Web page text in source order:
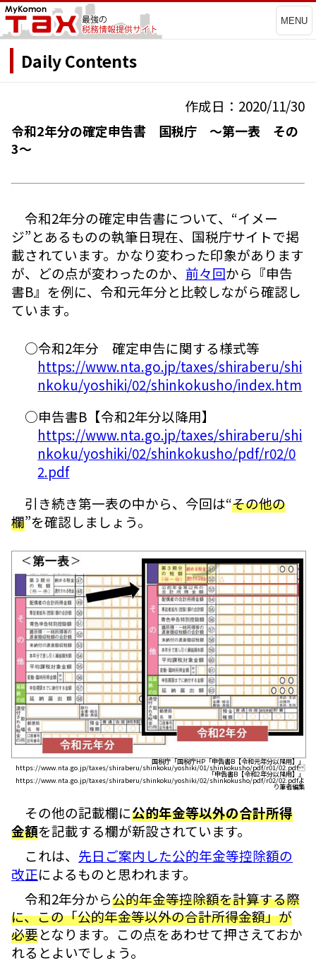
MENU
Daily Contents
作成日：2020/11/30
令和2年分の確定申告書 国税庁 ～第一表 その
3～
令和2年分の確定申告書について、“イメー
ジ”とあるものの執筆日現在、国税庁サイトで掲
載されています。かなり変わった印象があります
が、どの点が変わったのか、 前々回から『申告
書B』を例に、令和元年分と比較しながら確認し
ています。
○令和2年分 確定申告に関する様式等
https://www.nta.go.jp/taxes/shiraberu/shi
nkoku/yoshiki/02/shinkokusho/index.htm
○申告書B【令和2年分以降用】
https://www.nta.go.jp/taxes/shiraberu/shi
nkoku/yoshiki/02/shinkokusho/pdf/r02/0
2.pdf
引き続き第一表の中から、今回は“その他の
欄”を確認しましょう。
国税庁「国税庁HP「申告書B【令和元年分以降用】」
https://www.nta.go.jp/taxes/shiraberu/shinkoku/yoshiki/01/shinkokusho/pdf/r01/02.pdf
「申告書B【令和2年分以降用】」
https://www.nta.go.jp/taxes/shiraberu/shinkoku/yoshiki/02/shinkokusho/pdf/r02/02.pdfよ
り筆者編集
その他の記載欄に公的年金等以外の合計所得
金額を記載する欄が新設されています。
これは、 先日ご案内した公的年金等控除額の
改正によるものと思われます。
令和2年分から公的年金等控除額を計算する際
に、この「公的年金等以外の合計所得金額」が
必要となります。この点をあわせて押さえておか
れるとよいでしょう。